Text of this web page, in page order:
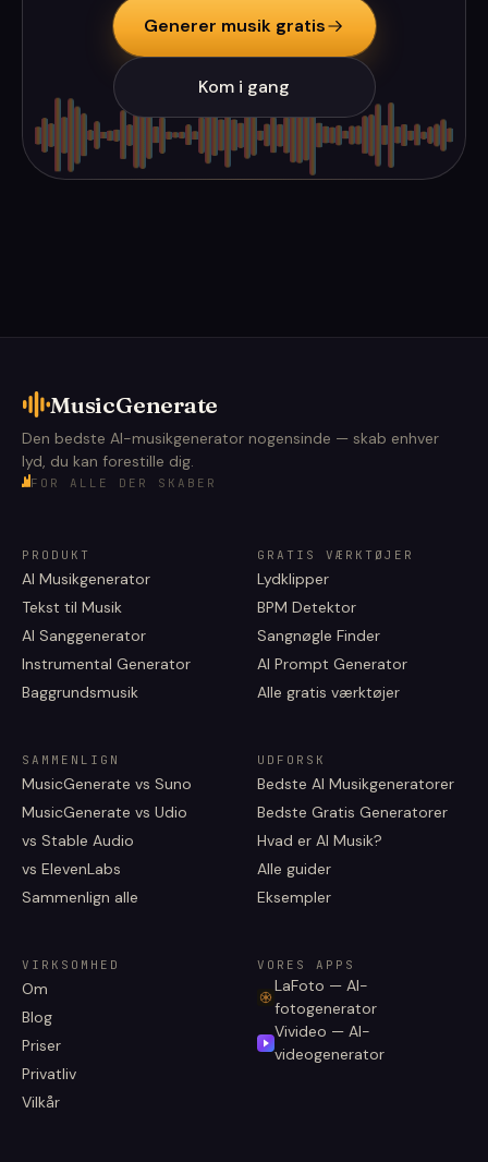
Generer musik gratis
Kom i gang
MusicGenerate
Den bedste AI-musikgenerator nogensinde — skab enhver
lyd, du kan forestille dig.
FOR ALLE DER SKABER
PRODUKT
AI Musikgenerator
Tekst til Musik
AI Sanggenerator
Instrumental Generator
Baggrundsmusik
GRATIS VÆRKTØJER
Lydklipper
BPM Detektor
Sangnøgle Finder
AI Prompt Generator
Alle gratis værktøjer
SAMMENLIGN
MusicGenerate vs Suno
MusicGenerate vs Udio
vs Stable Audio
vs ElevenLabs
Sammenlign alle
UDFORSK
Bedste AI Musikgeneratorer
Bedste Gratis Generatorer
Hvad er AI Musik?
Alle guider
Eksempler
VIRKSOMHED
Om
Blog
Priser
Privatliv
Vilkår
VORES APPS
LaFoto — AI-
fotogenerator
Vivideo — AI-
videogenerator